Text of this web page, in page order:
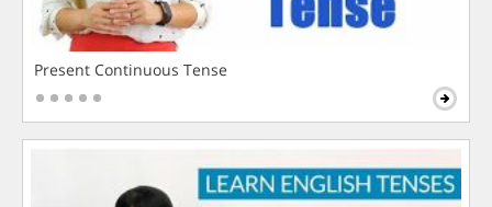
Present Continuous Tense